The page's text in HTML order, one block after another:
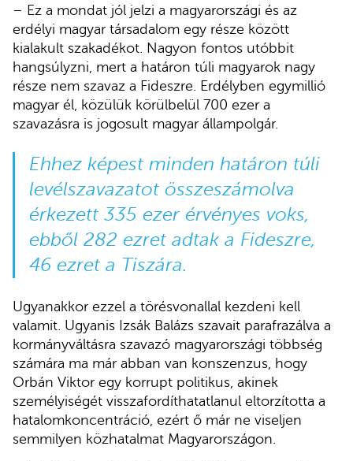
– Ez a mondat jól jelzi a magyarországi és az
erdélyi magyar társadalom egy része között
kialakult szakadékot. Nagyon fontos utóbbit
hangsúlyzni, mert a határon túli magyarok nagy
része nem szavaz a Fideszre. Erdélyben egymillió
magyar él, közülük körülbelül 700 ezer a
szavazásra is jogosult magyar állampolgár.
Ehhez képest minden határon túli
levélszavazatot összeszámolva
érkezett 335 ezer érvényes voks,
ebből 282 ezret adtak a Fideszre,
46 ezret a Tiszára.
Ugyanakkor ezzel a törésvonallal kezdeni kell
valamit. Ugyanis Izsák Balázs szavait parafrazálva a
kormányváltásra szavazó magyarországi többség
számára ma már abban van konszenzus, hogy
Orbán Viktor egy korrupt politikus, akinek
személyiségét visszafordíthatatlanul eltorzította a
hatalomkoncentráció, ezért ő már ne viseljen
semmilyen közhatalmat Magyarországon.